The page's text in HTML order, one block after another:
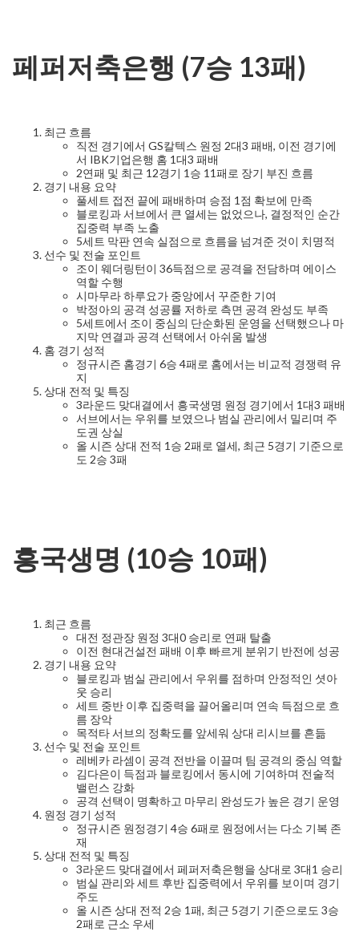
페퍼저축은행 (7승 13패)
최근 흐름
직전 경기에서 GS칼텍스 원정 2대3 패배, 이전 경기에
서 IBK기업은행 홈 1대3 패배
2연패 및 최근 12경기 1승 11패로 장기 부진 흐름
경기 내용 요약
풀세트 접전 끝에 패배하며 승점 1점 확보에 만족
블로킹과 서브에서 큰 열세는 없었으나, 결정적인 순간
집중력 부족 노출
5세트 막판 연속 실점으로 흐름을 넘겨준 것이 치명적
선수 및 전술 포인트
조이 웨더링턴이 36득점으로 공격을 전담하며 에이스
역할 수행
시마무라 하루요가 중앙에서 꾸준한 기여
박정아의 공격 성공률 저하로 측면 공격 완성도 부족
5세트에서 조이 중심의 단순화된 운영을 선택했으나 마
지막 연결과 공격 선택에서 아쉬움 발생
홈 경기 성적
정규시즌 홈경기 6승 4패로 홈에서는 비교적 경쟁력 유
지
상대 전적 및 특징
3라운드 맞대결에서 흥국생명 원정 경기에서 1대3 패배
서브에서는 우위를 보였으나 범실 관리에서 밀리며 주
도권 상실
올 시즌 상대 전적 1승 2패로 열세, 최근 5경기 기준으로
도 2승 3패
흥국생명 (10승 10패)
최근 흐름
대전 정관장 원정 3대0 승리로 연패 탈출
이전 현대건설전 패배 이후 빠르게 분위기 반전에 성공
경기 내용 요약
블로킹과 범실 관리에서 우위를 점하며 안정적인 셧아
웃 승리
세트 중반 이후 집중력을 끌어올리며 연속 득점으로 흐
름 장악
목적타 서브의 정확도를 앞세워 상대 리시브를 흔듦
선수 및 전술 포인트
레베카 라셈이 공격 전반을 이끌며 팀 공격의 중심 역할
김다은이 득점과 블로킹에서 동시에 기여하며 전술적
밸런스 강화
공격 선택이 명확하고 마무리 완성도가 높은 경기 운영
원정 경기 성적
정규시즌 원정경기 4승 6패로 원정에서는 다소 기복 존
재
상대 전적 및 특징
3라운드 맞대결에서 페퍼저축은행을 상대로 3대1 승리
범실 관리와 세트 후반 집중력에서 우위를 보이며 경기
주도
올 시즌 상대 전적 2승 1패, 최근 5경기 기준으로도 3승
2패로 근소 우세